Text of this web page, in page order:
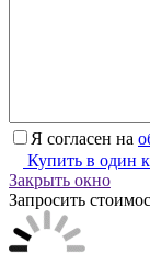
Я согласен на
Купить в один
Закрыть окно
Запросить